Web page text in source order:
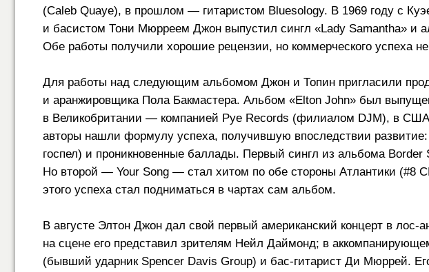
(Caleb Quaye), в прошлом — гитаристом Bluesology. В 1969 году с
и басистом Тони Мюрреем Джон выпустил сингл «Lady Samantha» и
Обе работы получили хорошие рецензии, но коммерческого успеха
Для работы над следующим альбомом Джон и Топин пригласили
и аранжировщика Пола Бакмастера. Альбом «Elton John» был
в Великобритании — компанией Pye Records (филиалом DJM), в
авторы нашли формулу успеха, получившую впоследствии
госпел) и проникновенные баллады. Первый сингл из альбома
Но второй — Your Song — стал хитом по обе стороны Атлантики (#8
этого успеха стал подниматься в чартах сам альбом.
В августе Элтон Джон дал свой первый американский концерт в лос-
на сцене его представил зрителям Нейл Даймонд; в
(бывший ударник Spencer Davis Group) и бас-гитарист Ди Мюррей.